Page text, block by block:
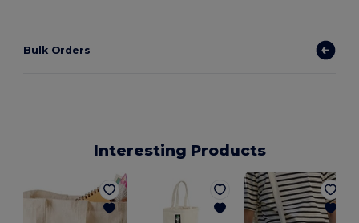
Bulk Orders
Interesting Products